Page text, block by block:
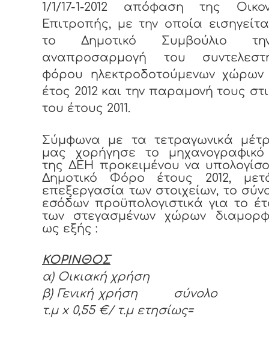
1/1/17-1-2012 απόφαση της
Επιτροπής, με την οποία
το Δημοτικό Συμβούλιο
αναπροσαρμογή του
φόρου ηλεκτροδοτούμενων χώρων
έτος 2012 και την παραμονή τους
του έτους 2011.
Σύμφωνα με τα τετραγωνικά
μας χορήγησε το
της ΔΕΗ προκειμένου να
Δημοτικό Φόρο έτους 2012,
επεξεργασία των στοιχείων, το
εσόδων προϋπολογιστικά για το
των στεγασμένων χώρων
ως εξής :
ΚΟΡΙΝΘΟΣ
α) Οικιακή χρήση
β) Γενική χρήση σύνολο
τ.μ x 0,55 €/ τ.μ ετησίως=